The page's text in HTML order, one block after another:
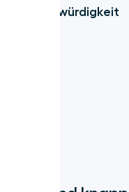
Glaubwürdigkeit